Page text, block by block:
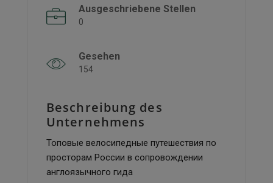
Ausgeschriebene Stellen
0
Gesehen
154
Beschreibung des
Unternehmens
Топовые велосипедные путешествия по
просторам России в сопровождении
англоязычного гида